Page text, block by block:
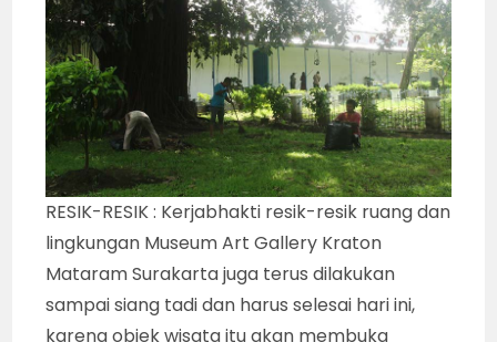
RESIK-RESIK : Kerjabhakti resik-resik ruang dan
lingkungan Museum Art Gallery Kraton
Mataram Surakarta juga terus dilakukan
sampai siang tadi dan harus selesai hari ini,
karena objek wisata itu akan membuka